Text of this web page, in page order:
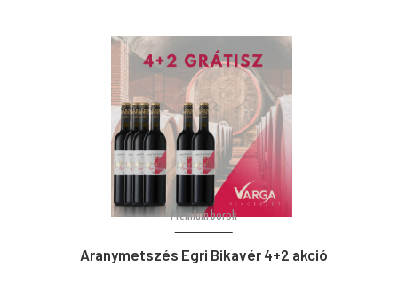
Prémium borok
Aranymetszés Egri Bikavér 4+2 akció